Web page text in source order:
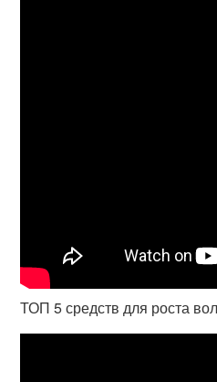
ТОП 5 средств для роста